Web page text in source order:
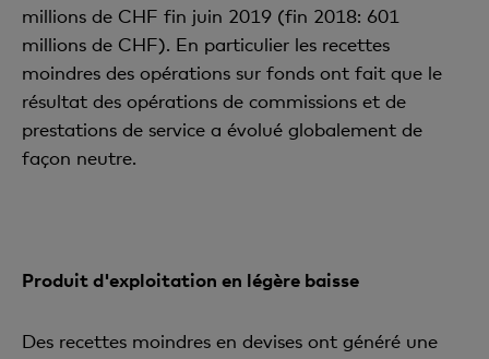
millions de CHF fin juin 2019 (fin 2018: 601
millions de CHF). En particulier les recettes
moindres des opérations sur fonds ont fait que le
résultat des opérations de commissions et de
prestations de service a évolué globalement de
façon neutre.
Produit d'exploitation en légère baisse
Des recettes moindres en devises ont généré une